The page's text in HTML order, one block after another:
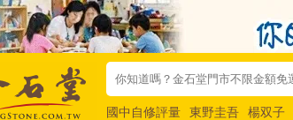
國中自修評量 東野圭吾 楊双子